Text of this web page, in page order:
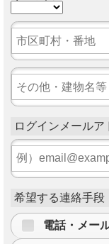
ログインメールア
希望する連絡手段
電話・メー